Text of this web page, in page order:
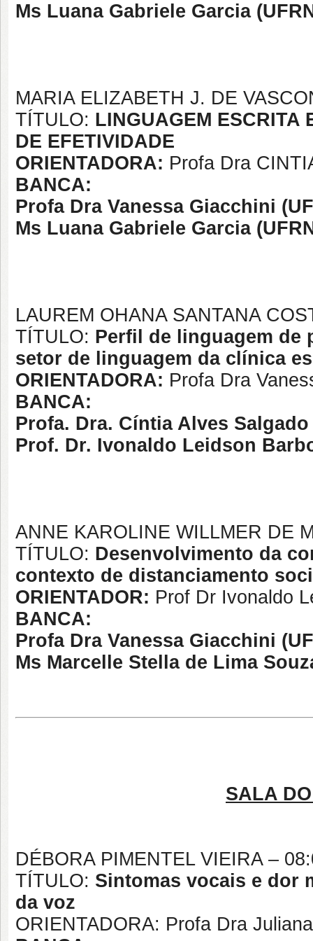
Ms Luana Gabriele Garcia
MARIA ELIZABETH J. DE
TÍTULO: LINGUAGEM ESCRITA
DE EFETIVIDADE
ORIENTADORA: Profa Dra
BANCA:
Profa Dra Vanessa Giacchini
Ms Luana Gabriele Garcia
LAUREM OHANA SANTANA
TÍTULO: Perfil de linguagem de
setor de linguagem da clínica
ORIENTADORA: Profa Dra
BANCA:
Profa. Dra. Cíntia Alves
Prof. Dr. Ivonaldo Leidson
ANNE KAROLINE WILLMER DE
TÍTULO: Desenvolvimento da
contexto de distanciamento
ORIENTADOR: Prof Dr Ivonaldo
BANCA:
Profa Dra Vanessa Giacchini
Ms Marcelle Stella de Lima
SALA
DÉBORA PIMENTEL VIEIRA –
TÍTULO: Sintomas vocais e dor
da voz
ORIENTADORA: Profa Dra